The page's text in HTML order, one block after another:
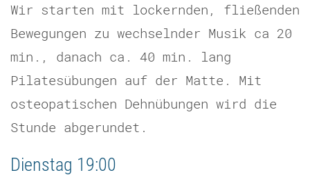
Wir starten mit lockernden, fließenden
Bewegungen zu wechselnder Musik ca 20
min., danach ca. 40 min. lang
Pilatesübungen auf der Matte. Mit
osteopatischen Dehnübungen wird die
Stunde abgerundet.
Dienstag 19:00